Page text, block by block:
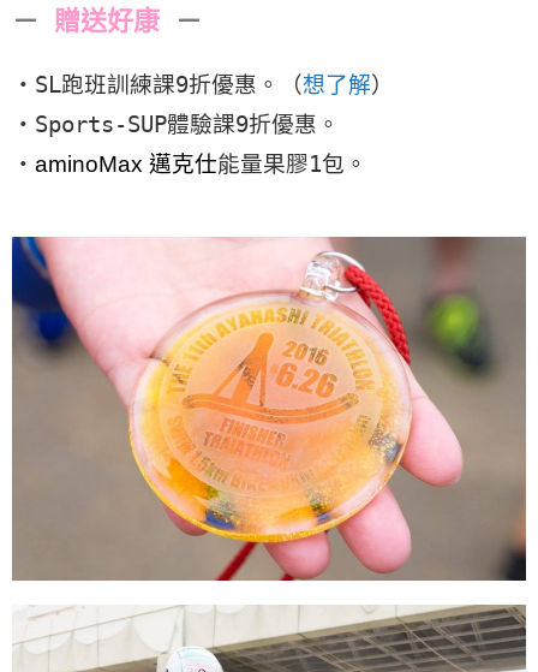
－ 贈送好康 －
・SL跑班訓練課9折優惠。（想了解）
・Sports-SUP體驗課9折優惠。
・ aminoMax 邁克仕能量果膠1包。